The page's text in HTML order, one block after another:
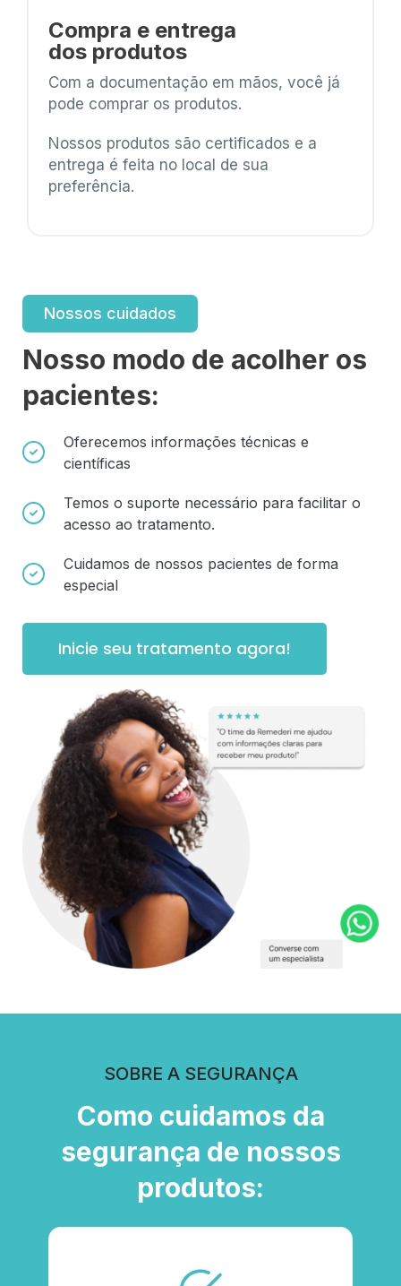
Compra e entrega
dos produtos
Com a documentação em mãos, você já
pode comprar os produtos.
Nossos produtos são certificados e a
entrega é feita no local de sua
preferência.
Nossos cuidados
Nosso modo de acolher os
pacientes:
Oferecemos informações técnicas e
científicas
Temos o suporte necessário para facilitar o
acesso ao tratamento.
Cuidamos de nossos pacientes de forma
especial
Inicie seu tratamento agora!
SOBRE A SEGURANÇA
Como cuidamos da
segurança de nossos
produtos: